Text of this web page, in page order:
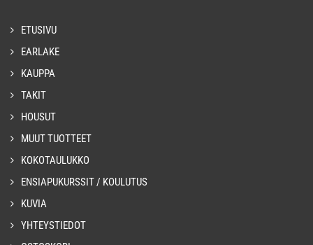
ETUSIVU
EARLAKE
KAUPPA
TAKIT
HOUSUT
MUUT TUOTTEET
KOKOTAULUKKO
ENSIAPUKURSSIT / KOULUTUS
KUVIA
YHTEYSTIEDOT